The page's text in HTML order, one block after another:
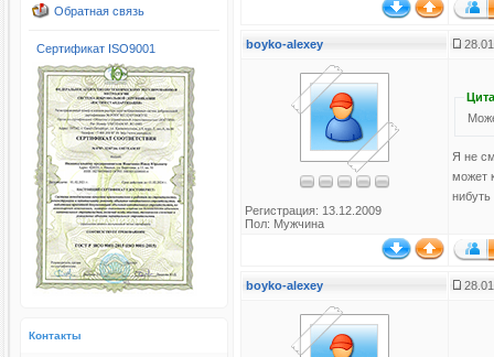
Обратная связь
Сертификат ISO9001
Контакты
boyko-alexey
Регистрация: 13.12.2009
Пол: Мужчина
Я не
может
boyko-alexey